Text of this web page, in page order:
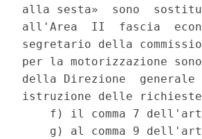
alla sesta»  sono
all'Area  II  fascia
segretario della
per la motorizzazione
della Direzione
istruzione delle richieste
f) il comma 7
g) al comma 9